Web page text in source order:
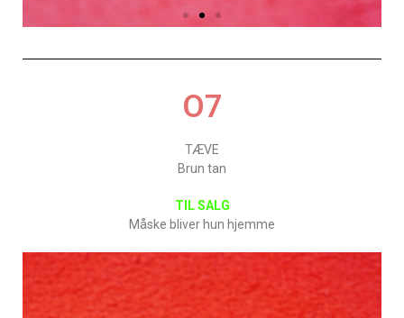
O7
TÆVE
Brun tan
TIL SALG
Måske bliver hun hjemme